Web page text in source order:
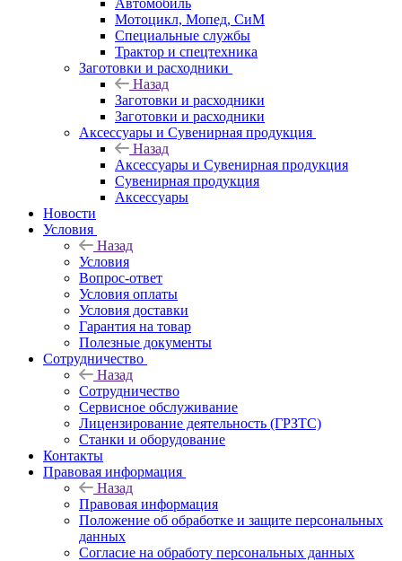
Автомобиль
Мотоцикл, Мопед, СиМ
Специальные службы
Трактор и спецтехника
Заготовки и расходники
Назад
Заготовки и расходники
Заготовки и расходники
Аксессуары и Сувенирная продукция
Назад
Аксессуары и Сувенирная продукция
Сувенирная продукция
Аксессуары
Новости
Условия
Назад
Условия
Вопрос-ответ
Условия оплаты
Условия доставки
Гарантия на товар
Полезные документы
Сотрудничество
Назад
Сотрудничество
Сервисное обслуживание
Лицензирование деятельность (ГРЗТС)
Станки и оборудование
Контакты
Правовая информация
Назад
Правовая информация
Положение об обработке и защите персональных
данных
Согласие на обработу персональных данных